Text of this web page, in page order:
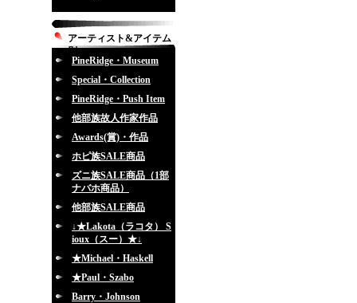
アーティスト&アイテム
別
PineRidge・Museum
Special・Collection
PineRidge・Push Item
他部族故人作家作品
Awards(賞)・作品
ホピ族SALE商品
ズニ族SALE商品（1部
ナバホ商品）
他部族SALE商品
↓★Lakota（ラコタ） S
ioux（スー）★↓
★Michael・Haskell
★Paul・Szabo
Barry・Johnson